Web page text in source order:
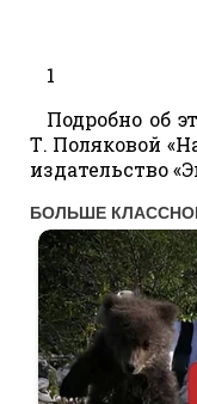
1
Подробно об
Т. Поляковой
издательство